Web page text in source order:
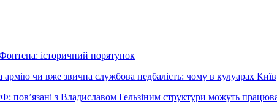
історичний порятунок
чи вже звична службова недбалість: чому в кулуарах
пов’язані з Владиславом Гельзіним структури можуть